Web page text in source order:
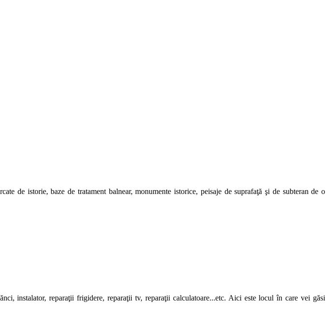
de istorie, baze de tratament balnear, monumente istorice, peisaje de suprafaţă şi de subteran de o
instalator, reparaţii frigidere, reparaţii tv, reparaţii calculatoare...etc. Aici este locul în care vei găsi